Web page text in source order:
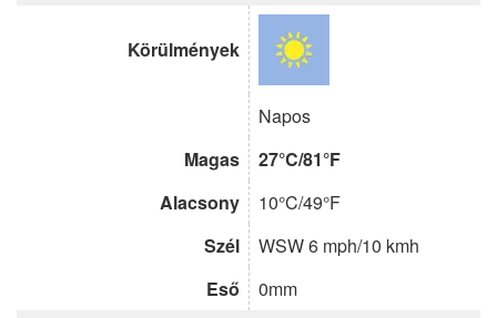
Körülmények
Napos
Magas
27°C/81°F
Alacsony
10°C/49°F
Szél
WSW 6 mph/10 kmh
Eső
0mm